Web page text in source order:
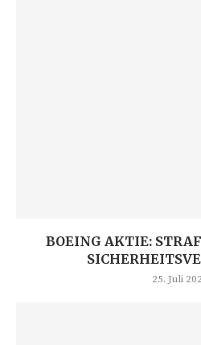
BOEING AKTIE:
25. Juli